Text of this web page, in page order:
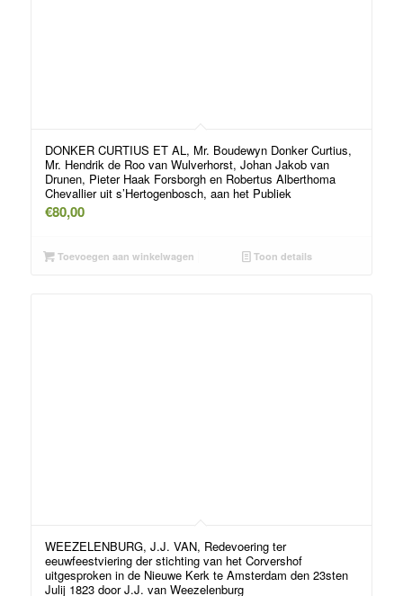
DONKER CURTIUS ET AL, Mr. Boudewyn Donker Curtius,
Mr. Hendrik de Roo van Wulverhorst, Johan Jakob van
Drunen, Pieter Haak Forsborgh en Robertus Alberthoma
Chevallier uit s’Hertogenbosch, aan het Publiek
€80,00
Toevoegen aan winkelwagen Toon details
WEEZELENBURG, J.J. VAN, Redevoering ter
eeuwfeestviering der stichting van het Corvershof
uitgesproken in de Nieuwe Kerk te Amsterdam den 23sten
Julij 1823 door J.J. van Weezelenburg